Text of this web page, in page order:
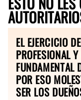
EL EJERCICIO
PROFESIONAL
FUNDAMENTAL
POR ESO
SER LOS